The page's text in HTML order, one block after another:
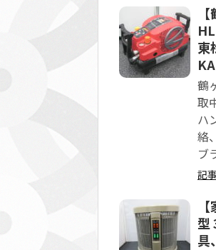
東
鶴
取
ハ
絡
ブ
記
型
具